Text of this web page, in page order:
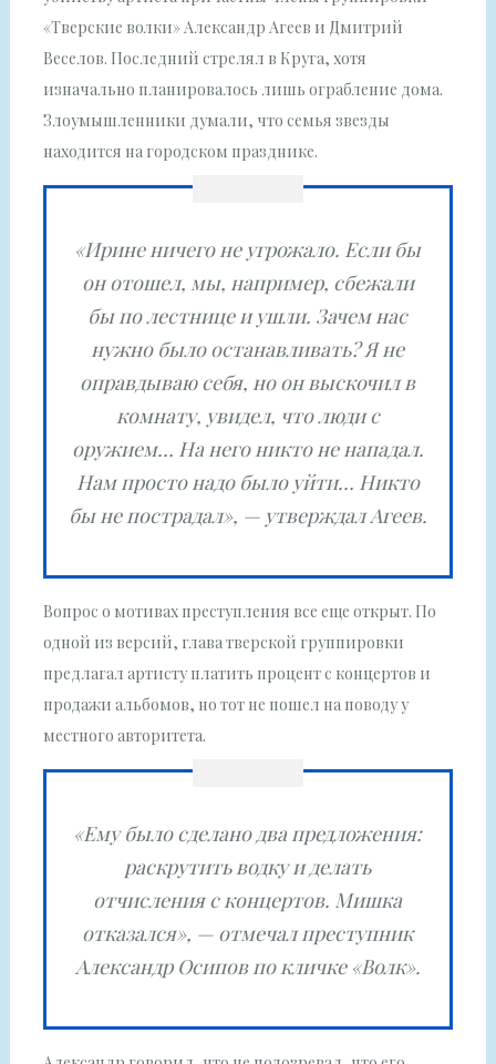
«Тверские волки» Александр Агеев и Дмитрий
Веселов. Последний стрелял в Круга, хотя
изначально планировалось лишь ограбление дома.
Злоумышленники думали, что семья звезды
находится на городском празднике.
«Ирине ничего не угрожало. Если бы
он отошел, мы, например, сбежали
бы по лестнице и ушли. Зачем нас
нужно было останавливать? Я не
оправдываю себя, но он выскочил в
комнату, увидел, что люди с
оружием… На него никто не нападал.
Нам просто надо было уйти… Никто
бы не пострадал», — утверждал Агеев.
Вопрос о мотивах преступления все еще открыт. По
одной из версий, глава тверской группировки
предлагал артисту платить процент с концертов и
продажи альбомов, но тот не пошел на поводу у
местного авторитета.
«Ему было сделано два предложения:
раскрутить водку и делать
отчисления с концертов. Мишка
отказался», — отмечал преступник
Александр Осипов по кличке «Волк».